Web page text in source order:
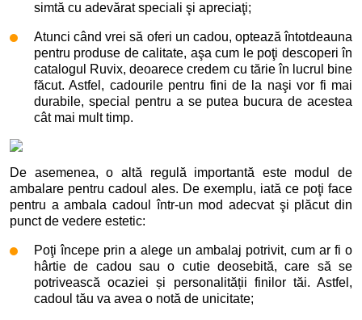
simtă cu adevărat speciali şi apreciaţi;
Atunci când vrei să oferi un cadou, optează întotdeauna
pentru produse de calitate, aşa cum le poţi descoperi în
catalogul Ruvix, deoarece credem cu tărie în lucrul bine
făcut. Astfel, cadourile pentru fini de la naşi vor fi mai
durabile, special pentru a se putea bucura de acestea
cât mai mult timp.
De asemenea, o altă regulă importantă este modul de
ambalare pentru cadoul ales. De exemplu, iată ce poţi face
pentru a ambala cadoul într-un mod adecvat şi plăcut din
punct de vedere estetic:
Poţi începe prin a alege un ambalaj potrivit, cum ar fi o
hârtie de cadou sau o cutie deosebită, care să se
potrivească ocaziei și personalității finilor tăi. Astfel,
cadoul tău va avea o notă de unicitate;